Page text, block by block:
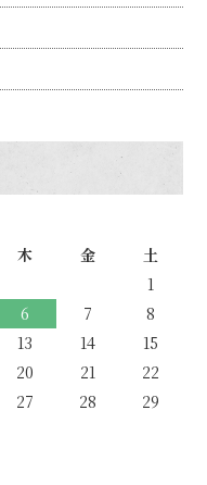
木 金 土
1
6 7
8
13 14
15
20 21
22
27 28
29